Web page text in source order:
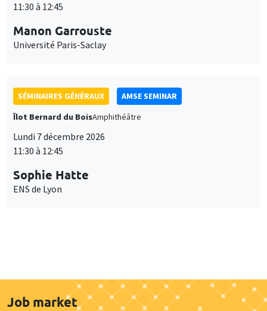
11:30 à 12:45
Manon Garrouste
Université Paris-Saclay
SÉMINAIRES GÉNÉRAUX
AMSE SEMINAR
Îlot Bernard du BoisAmphithéâtre
Lundi 7 décembre 2026
11:30 à 12:45
Sophie Hatte
ENS de Lyon
Job market